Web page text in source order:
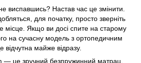
виспавшись? Настав час це змінити.
для початку, просто зверніть
місце. Якщо ви досі спите на старому
на сучасну модель з ортопедичним
майже відразу.
— це зручний безпружинний матрац,